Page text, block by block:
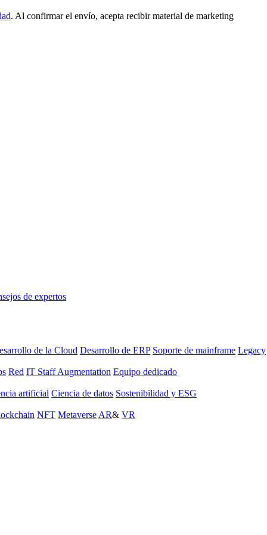
. Al confirmar el envío, acepta recibir material de marketing
de expertos
de la Cloud Desarrollo de ERP Soporte de mainframe Legacy
Red IT Staff Augmentation Equipo dedicado
artificial Ciencia de datos Sostenibilidad y ESG
NFT Metaverse AR& VR